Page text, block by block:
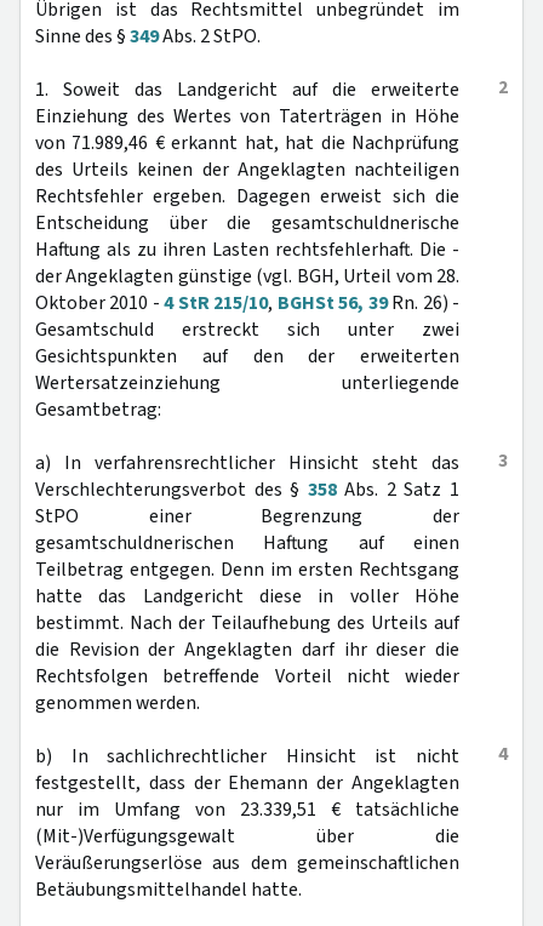
Übrigen ist das Rechtsmittel unbegründet im
Sinne des §349Abs. 2 StPO.
2
1. Soweit das Landgericht auf die erweiterte
Einziehung des Wertes von Taterträgen in Höhe
von 71.989,46 € erkannt hat, hat die Nachprüfung
des Urteils keinen der Angeklagten nachteiligen
Rechtsfehler ergeben. Dagegen erweist sich die
Entscheidung über die gesamtschuldnerische
Haftung als zu ihren Lasten rechtsfehlerhaft. Die -
der Angeklagten günstige (vgl. BGH, Urteil vom 28.
Oktober 2010 -4 StR 215/10, BGHSt 56, 39Rn. 26) -
Gesamtschuld erstreckt sich unter zwei
Gesichtspunkten auf den der erweiterten
Wertersatzeinziehung unterliegende
Gesamtbetrag:
3
a) In verfahrensrechtlicher Hinsicht steht das
Verschlechterungsverbot des § 358Abs. 2 Satz 1
StPO einer Begrenzung der
gesamtschuldnerischen Haftung auf einen
Teilbetrag entgegen. Denn im ersten Rechtsgang
hatte das Landgericht diese in voller Höhe
bestimmt. Nach der Teilaufhebung des Urteils auf
die Revision der Angeklagten darf ihr dieser die
Rechtsfolgen betreffende Vorteil nicht wieder
genommen werden.
4
b) In sachlichrechtlicher Hinsicht ist nicht
festgestellt, dass der Ehemann der Angeklagten
nur im Umfang von 23.339,51 € tatsächliche
(Mit-)Verfügungsgewalt über die
Veräußerungserlöse aus dem gemeinschaftlichen
Betäubungsmittelhandel hatte.